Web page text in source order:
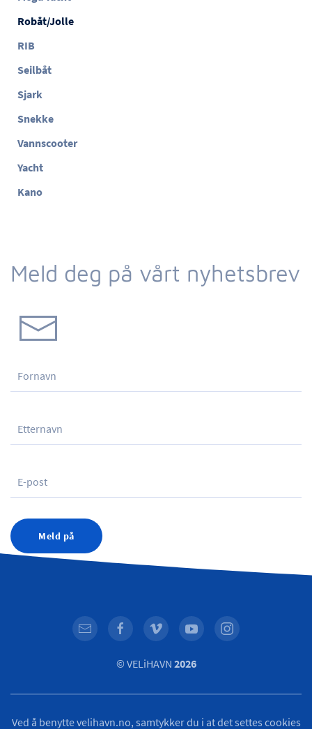
Robåt/Jolle
RIB
Seilbåt
Sjark
Snekke
Vannscooter
Yacht
Kano
Meld deg på vårt nyhetsbrev
Meld på
© VELiHAVN 2026
Ved å benytte velihavn.no, samtykker du i at det settes cookies